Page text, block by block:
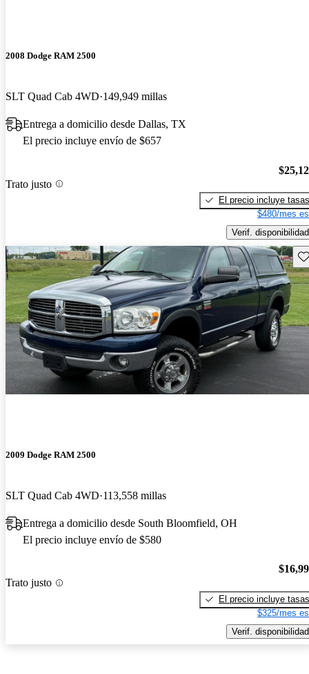
2008 Dodge RAM 2500
SLT Quad Cab 4WD 149,949 millas
Entrega a domicilio desde Dallas, TX
El precio incluye envío de $657
Trato justo
El precio incluye tasas
$480/mes
Verif. disponibilidad
2009 Dodge RAM 2500
SLT Quad Cab 4WD 113,558 millas
Entrega a domicilio desde South Bloomfield, OH
El precio incluye envío de $580
Trato justo
El precio incluye tasas
$325/mes
Verif. disponibilidad